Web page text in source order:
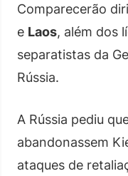
Comparecerão
e Laos, além dos
separatistas da
Rússia.
A Rússia pediu
abandonassem
ataques de